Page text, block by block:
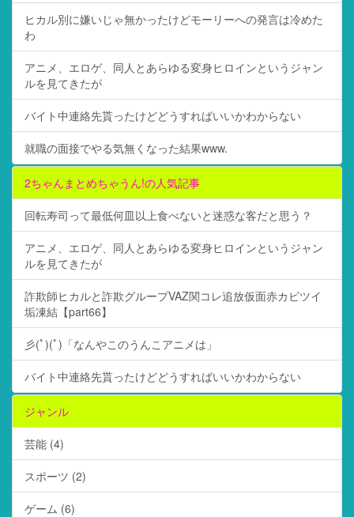
ヒカル別に嫌いじゃ無かったけどモーリーへの発言は冷めた
わ
アニメ、エロゲ、同人とあらゆる変身ヒロインというジャン
ルを見てきたが
バイト中連絡先貰ったけどどうすればいいかわからない
就職の面接でやる気無くなった結果www.
2ちゃんまとめちゃうん!の人気記事
回転寿司って最低何皿以上食べないと迷惑な客だと思う？
アニメ、エロゲ、同人とあらゆる変身ヒロインというジャン
ルを見てきたが
詐欺師ヒカルと詐欺グループVAZ関コレ追放仮面赤カビツイ
垢凍結【part66】
彡(ﾟ)(ﾟ)「なんやこのうんこアニメは」
バイト中連絡先貰ったけどどうすればいいかわからない
ジャンル
芸能 (4)
スポーツ (2)
ゲーム (6)